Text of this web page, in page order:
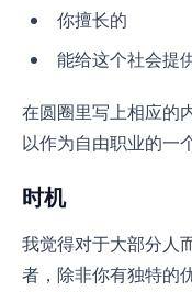
你擅长的
能给这个社会提
在圆圈里写上相应的
以作为自由职业的一
时机
我觉得对于大部分人
者，除非你有独特的